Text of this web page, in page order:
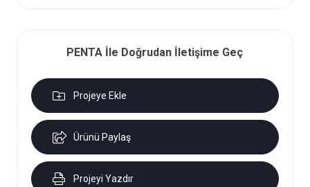
PENTA İle Doğrudan İletişime Geç
Projeye Ekle
Ürünü Paylaş
Projeyi Yazdır